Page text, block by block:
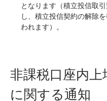
となります（積立投信取
し、積立投信契約の解除
われます）。
非課税口座内
に関する通知